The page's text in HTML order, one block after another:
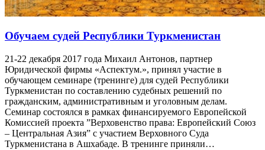
Обучаем судей Республики Туркменистан
21-22 декабря 2017 года Михаил Антонов, партнер
Юридической фирмы «Аспектум.», принял участие в
обучающем семинаре (тренинге) для судей Республики
Туркменистан по составлению судебных решений по
гражданским, административным и уголовным делам.
Семинар состоялся в рамках финансируемого Европейской
Комиссией проекта ”Верховенство права: Европейский Союз
– Центральная Азия” с участием Верховного Суда
Туркменистана в Ашхабаде. В тренинге приняли…